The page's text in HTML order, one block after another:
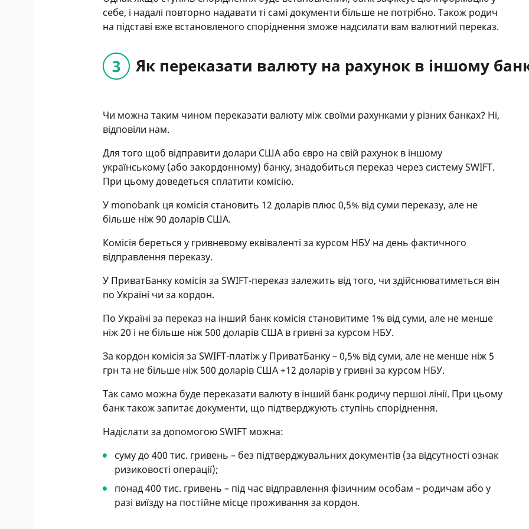
себе, і надалі повторно надавати ті самі документи більше не потрібно. Також родич
на підставі вже встановленого споріднення зможе надсилати вам валютний переказ.
Як переказати валюту на рахунок в іншому
Чи можна таким чином переказати валюту між своїми рахунками у різних банках? Ні,
відповіли нам.
Для того щоб відправити долари США або євро на свій рахунок в іншому
українському (або закордонному) банку, знадобиться переказ через систему SWIFT.
При цьому доведеться сплатити комісію.
У monobank ця комісія становить 12 доларів плюс 0,5% від суми переказу, але не
більше ніж 90 доларів США.
Комісія береться у гривневому еквіваленті за курсом НБУ на день фактичного
відправлення переказу.
У ПриватБанку комісія за SWIFT-переказ залежить від того, чи здійснюватиметься він
по Україні чи за кордон.
По Україні за переказ на інший банк комісія становитиме 1% від суми, але не менше
ніж 20 і не більше ніж 500 доларів США в гривні за курсом НБУ.
За кордон комісія за SWIFT-платіж у ПриватБанку – 0,5% від суми, але не менше ніж 5
грн та не більше ніж 500 доларів США +12 доларів у гривні за курсом НБУ.
Так само можна буде переказати валюту в інший банк родичу першої лінії. При цьому
банк також запитає документи, що підтверджують ступінь споріднення.
Надіслати за допомогою SWIFT можна:
суму до 400 тис. гривень – без підтверджувальних документів (за відсутності ознак
ризиковості операції);
понад 400 тис. гривень – під час відправлення фізичним особам – родичам або у
разі виїзду на постійне місце проживання за кордон.